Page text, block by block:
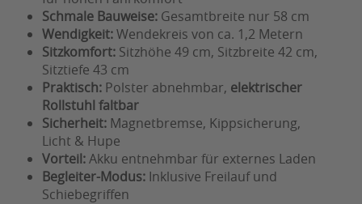
Schmale Bauweise: Gesamtbreite nur 58 cm
Wendigkeit:Wendekreis von ca. 1,2 Metern
Sitzkomfort: Sitzhöhe 49 cm, Sitzbreite 42 cm,
Sitztiefe 43 cm
Praktisch: Polster abnehmbar, elektrischer
Rollstuhl faltbar
Sicherheit: Magnetbremse, Kippsicherung,
Licht & Hupe
Vorteil:Akku entnehmbar für externes Laden
Begleiter-Modus: Inklusive Freilauf und
Schiebegriffen